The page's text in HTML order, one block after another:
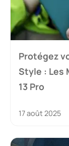
Protégez
Style : Les
13 Pro
17 août 2025